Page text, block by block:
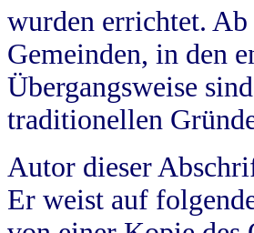
wurden errichtet.
Gemeinden, in den
Übergangsweise
traditionellen
Autor dieser
Er weist auf